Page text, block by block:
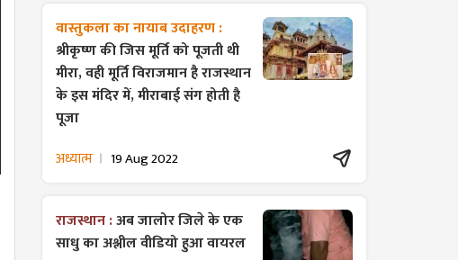
वास्तुकला का नायाब उदाहरण :
श्रीकृष्ण की जिस मूर्ति को पूजती थी
मीरा, वही मूर्ति विराजमान है राजस्थान
के इस मंदिर में, मीराबाई संग होती है
पूजा
अध्यात्म 19 Aug 2022
राजस्थान :अब जालोर जिले के एक
साधु का अश्लील वीडियो हुआ वायरल